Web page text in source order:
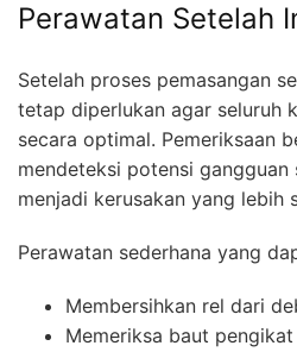
Perawatan Setelah
Setelah proses pemasangan
tetap diperlukan agar seluruh
secara optimal. Pemeriksaan
mendeteksi potensi gangguan
menjadi kerusakan yang lebih
Perawatan sederhana yang
Membersihkan rel dari
Memeriksa baut